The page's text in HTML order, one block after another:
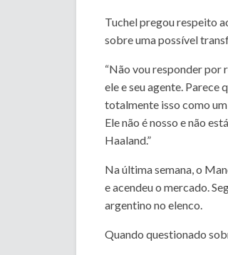
Tuchel pregou respeito
sobre uma possível
“Não vou responder por
ele e seu agente. Parece
totalmente isso como
Ele não é nosso e não
Haaland.”
Na última semana, o
e acendeu o mercado.
argentino no elenco.
Quando questionado